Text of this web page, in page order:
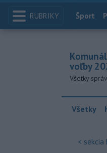
RUBRIKY Index
Šport
voľby
Všetky
Všetky
< sekcia